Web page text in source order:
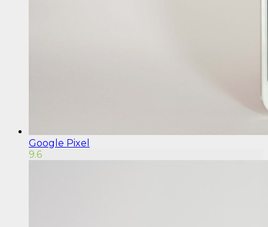
Google Pixel
9.6